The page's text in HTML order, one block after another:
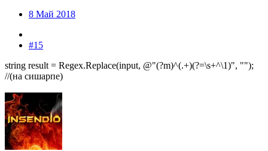
8 Май 2018
#15
string result = Regex.Replace(input, @"(?m)^(.+)(?=\s+^\1)", "");
//(на сишарпе)